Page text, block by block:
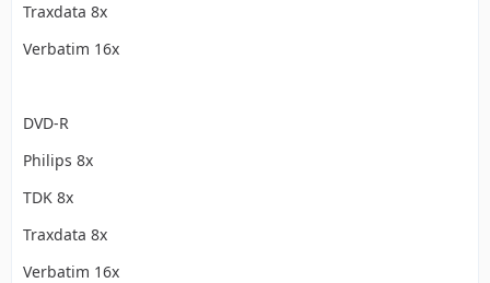
Traxdata 8x
Verbatim 16x
DVD-R
Philips 8x
TDK 8x
Traxdata 8x
Verbatim 16x